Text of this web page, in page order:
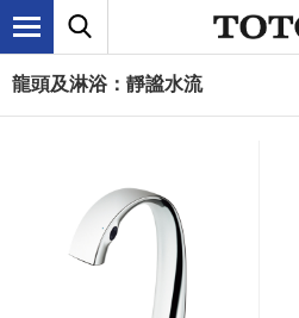
龍頭及淋浴：靜謐水流